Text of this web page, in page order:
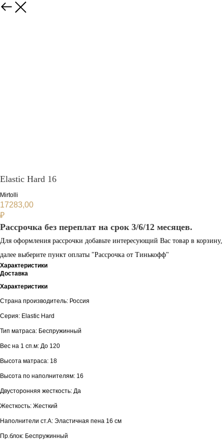
Elastic Hard 16
Mirtolli
17283,00
₽
Рассрочка без переплат на срок 3/6/12 месяцев.
Для оформления рассрочки добавьте интересующий Вас товар в корзину,
далее выберите пункт оплаты "Рассрочка от Тинькофф"
Характеристики
Доставка
Характеристики
Страна производитель: Россия
Серия: Elastic Hard
Тип матраса: Беспружинный
Вес на 1 сп.м: До 120
Высота матраса: 18
Высота по наполнителям: 16
Двусторонняя жесткость: Да
Жесткость: Жесткий
Наполнители ст.А: Эластичная пена 16 см
Пр.блок: Беспружинный